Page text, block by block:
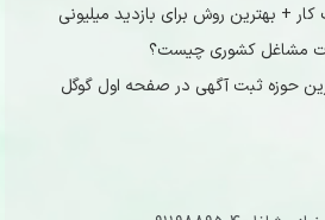
+ بهترین روش برای بازدید میلیونی
مشاغل کشوری چیست؟
حوزه ثبت آگهی در صفحه اول گوگل